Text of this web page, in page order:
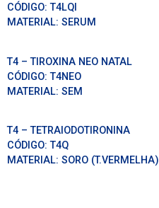
CÓDIGO: T4LQI
MATERIAL: SERUM
T4 – TIROXINA NEO NATAL
CÓDIGO:T4NEO
MATERIAL: SEM
T4 – TETRAIODOTIRONINA
CÓDIGO:T4Q
MATERIAL: SORO (T.VERMELHA)